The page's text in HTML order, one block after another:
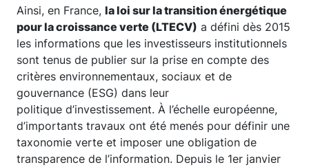
Ainsi, en France, la loi sur la transition énergétique
pour la croissance verte (LTECV) a défini dès 2015
les informations que les investisseurs institutionnels
sont tenus de publier sur la prise en compte des
critères environnementaux, sociaux et de
gouvernance (ESG) dans leur
politique d’investissement. À l’échelle européenne,
d’importants travaux ont été menés pour définir une
taxonomie verte et imposer une obligation de
transparence de l’information. Depuis le 1er janvier